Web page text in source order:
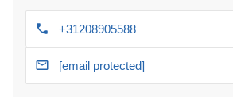
+31208905588
[email protected]